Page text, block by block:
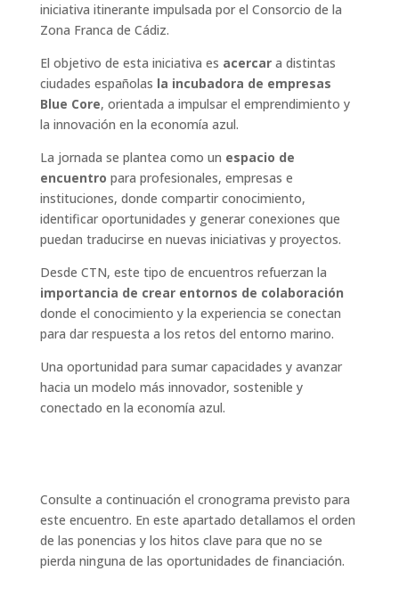
iniciativa itinerante impulsada por el Consorcio de la
Zona Franca de Cádiz.
El objetivo de esta iniciativa es acercara distintas
ciudades españolas la incubadora de empresas
Blue Core, orientada a impulsar el emprendimiento y
la innovación en la economía azul.
La jornada se plantea como un espacio de
encuentro para profesionales, empresas e
instituciones, donde compartir conocimiento,
identificar oportunidades y generar conexiones que
puedan traducirse en nuevas iniciativas y proyectos.
Desde CTN, este tipo de encuentros refuerzan la
importancia de crear entornos de colaboración
donde el conocimiento y la experiencia se conectan
para dar respuesta a los retos del entorno marino.
Una oportunidad para sumar capacidades y avanzar
hacia un modelo más innovador, sostenible y
conectado en la economía azul.
Consulte a continuación el cronograma previsto para
este encuentro. En este apartado detallamos el orden
de las ponencias y los hitos clave para que no se
pierda ninguna de las oportunidades de financiación.